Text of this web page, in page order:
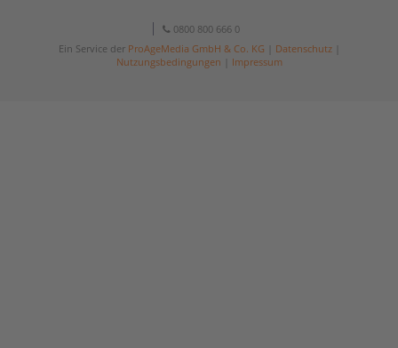
0800 800 666 0
Ein Service der ProAgeMedia GmbH & Co. KG Datenschutz|
Nutzungsbedingungen
Impressum